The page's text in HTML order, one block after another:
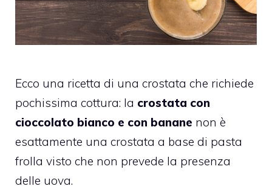
Ecco una ricetta di una crostata che richiede
pochissima cottura: la crostata con
cioccolato bianco e con banane non è
esattamente una crostata a base di pasta
frolla visto che non prevede la presenza
delle uova.